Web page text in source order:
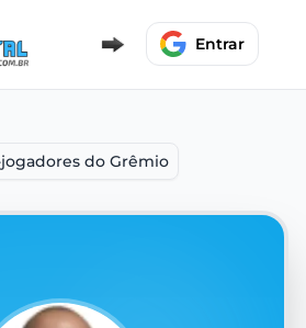
Entrar
jogadores do Grêmio